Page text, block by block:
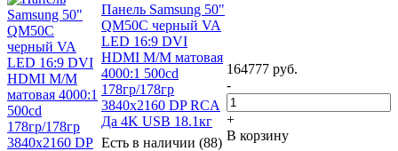
Панель Samsung 50"
QM50C черный VA
LED 16:9 DVI
HDMI M/M матовая
4000:1 500cd
178гр/178гр
3840x2160 DP RCA
Да 4K USB 18.1кг
Есть в наличии (88)
164777 руб.
-
+
В корзину